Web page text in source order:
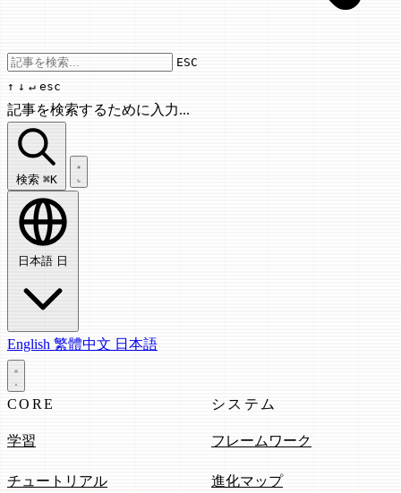
Use arrow keys to navigate results,
ESC
↑ ↓ ↵ esc
記事を検索するために入力...
記事を検索...
検索 ⌘K
日本語 日
English 繁體中文 日本語
CORE
学習
チュートリアル
システム
フレームワーク
進化マップ